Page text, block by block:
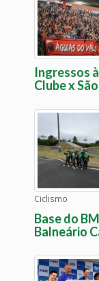
Ingressos
Clube x
Ciclismo
Base do
Balneário